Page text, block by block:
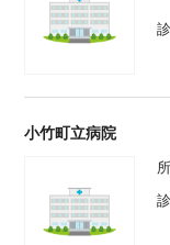
小竹町立病院